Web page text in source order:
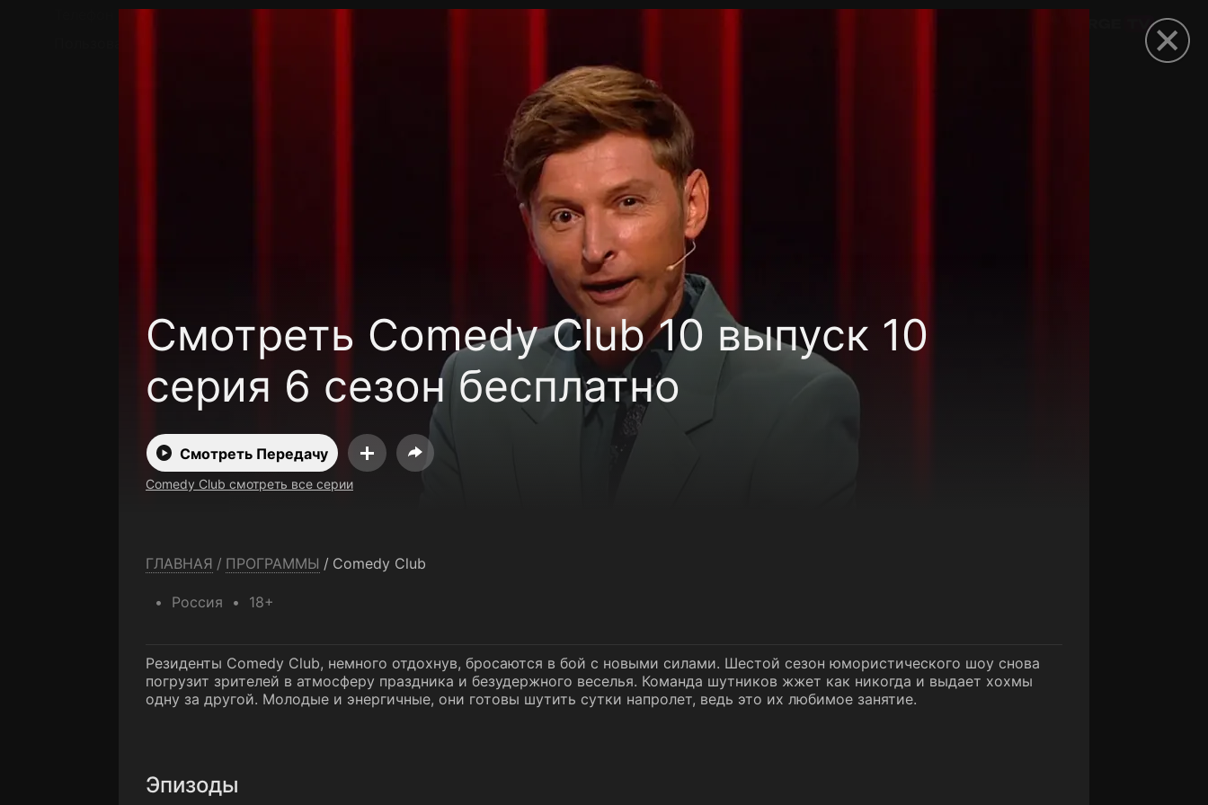
Смотреть Comedy Club 10 выпуск 10
серия 6 сезон бесплатно
Смотреть Передачу
Comedy Club смотреть все серии
ГЛАВНАЯ / ПРОГРАММЫ / Comedy Club
Россия 18+
Резиденты Comedy Club, немного отдохнув, бросаются в бой с новыми силами. Шестой сезон юмористического шоу снова
погрузит зрителей в атмосферу праздника и безудержного веселья. Команда шутников жжет как никогда и выдает хохмы
одну за другой. Молодые и энергичные, они готовы шутить сутки напролет, ведь это их любимое занятие.
Эпизоды
Телефон поддержки:
+7 (727) 323 10 92